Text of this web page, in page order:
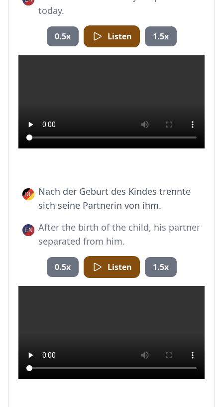
today.
0.5x Listen 1.5x
Nach der Geburt des Kindes trennte
sich seine Partnerin von ihm.
After the birth of the child, his partner
separated from him.
0.5x Listen 1.5x